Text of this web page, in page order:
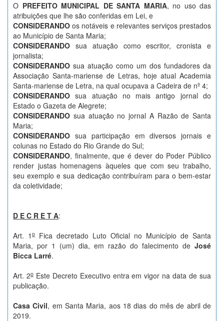
O PREFEITO MUNICIPAL DE SANTA MARIA, no uso das
atribuições que lhe são conferidas em Lei, e
CONSIDERANDO os notáveis e relevantes serviços prestados
ao Município de Santa Maria;
CONSIDERANDO sua atuação como escritor, cronista e
jornalista;
CONSIDERANDO sua atuação como um dos fundadores da
Associação Santa-mariense de Letras, hoje atual Academia
Santa-mariense de Letra, na qual ocupava a Cadeira de nº 4;
CONSIDERANDOsua atuação no mais antigo jornal do
Estado o Gazeta de Alegrete;
CONSIDERANDO sua atuação no jornal A Razão de Santa
Maria;
CONSIDERANDO sua participação em diversos jornais e
colunas no Estado do Rio Grande do Sul;
CONSIDERANDO, finalmente, que é dever do Poder Público
render justas homenagens àqueles que com seu trabalho,
seu exemplo e sua dedicação contribuíram para o bem-estar
da coletividade;
D E C R E T A:
Art. 1 o Fica decretado Luto Oficial no Município de Santa
Maria, por 1 (um) dia, em razão do falecimento de José
Bicca Larré.
Art. 2oEste Decreto Executivo entra em vigor na data de sua
publicação.
Casa Civil, em Santa Maria, aos 18 dias do mês de abril de
2019.